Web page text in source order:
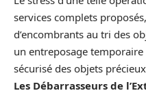
services complets
d’encombrants au tri des
un entreposage
sécurisé des objets
Les Débarrasseurs de